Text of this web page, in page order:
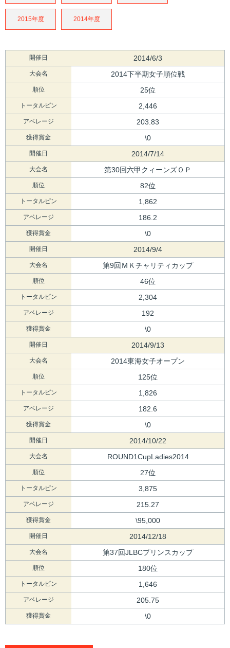
2015年度 2014年度
開催日 2014/6/3
大会名 2014下半期女子順位戦
順位 25位
トータルピン 2,446
アベレージ 203.83
獲得賞金 \0
開催日 2014/7/14
大会名 第30回六甲クィーンズＯＰ
順位 82位
トータルピン 1,862
アベレージ 186.2
獲得賞金 \0
開催日 2014/9/4
大会名 第9回ＭＫチャリティカップ
順位 46位
トータルピン 2,304
アベレージ 192
獲得賞金 \0
開催日 2014/9/13
大会名 2014東海女子オープン
順位 125位
トータルピン 1,826
アベレージ 182.6
獲得賞金 \0
開催日 2014/10/22
大会名 ROUND1CupLadies2014
順位 27位
トータルピン 3,875
アベレージ 215.27
獲得賞金 \95,000
開催日 2014/12/18
大会名 第37回JLBCプリンスカップ
順位 180位
トータルピン 1,646
アベレージ 205.75
獲得賞金 \0